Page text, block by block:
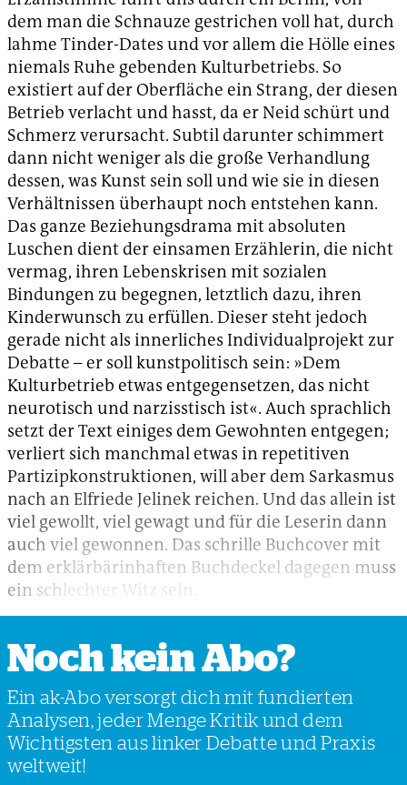
dem man die Schnauze gestrichen voll hat, durch
lahme Tinder-Dates und vor allem die Hölle eines
niemals Ruhe gebenden Kulturbetriebs. So
existiert auf der Oberfläche ein Strang, der diesen
Betrieb verlacht und hasst, da er Neid schürt und
Schmerz verursacht. Subtil darunter schimmert
dann nicht weniger als die große Verhandlung
dessen, was Kunst sein soll und wie sie in diesen
Verhältnissen überhaupt noch entstehen kann.
Das ganze Beziehungsdrama mit absoluten
Luschen dient der einsamen Erzählerin, die nicht
vermag, ihren Lebenskrisen mit sozialen
Bindungen zu begegnen, letztlich dazu, ihren
Kinderwunsch zu erfüllen. Dieser steht jedoch
gerade nicht als innerliches Individualprojekt zur
Debatte – er soll kunstpolitisch sein: »Dem
Kulturbetrieb etwas entgegensetzen, das nicht
neurotisch und narzisstisch ist«. Auch sprachlich
setzt der Text einiges dem Gewohnten entgegen;
verliert sich manchmal etwas in repetitiven
Partizipkonstruktionen, will aber dem Sarkasmus
nach an Elfriede Jelinek reichen. Und das allein ist
viel gewollt, viel gewagt und für die Leserin dann
auch viel gewonnen. Das schrille Buchcover mit
dem erklärbärinhaften Buchdeckel dagegen muss
ein schlechter Witz sein.
Noch kein Abo?
Ein ak-Abo versorgt dich mit fundierten
Analysen, jeder Menge Kritik und dem
Wichtigsten aus linker Debatte und Praxis
weltweit!